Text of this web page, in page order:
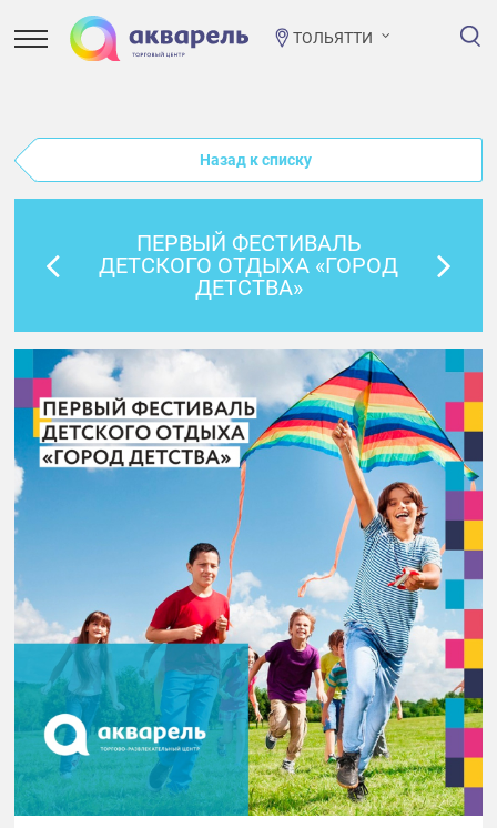
ТОЛЬЯТТИ
Назад к списку
ПЕРВЫЙ ФЕСТИВАЛЬ
ДЕТСКОГО ОТДЫХА «ГОРОД
ДЕТСТВА»